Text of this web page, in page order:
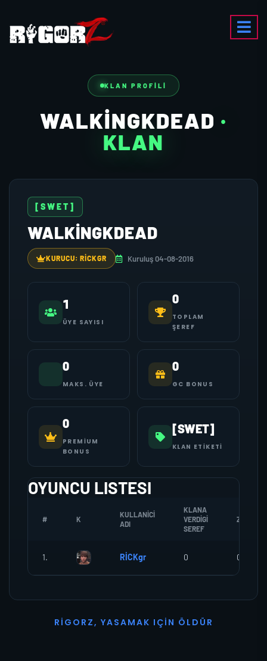
KLAN PROFILI
WALKİNGKDEAD ·
KLAN
[SWET]
WALKİNGKDEAD
KURUCU: RİCKGR Kuruluş 04-08-2016
1
ÜYE SAYISI
0
TOPLAM
ŞEREF
0
MAKS. ÜYE
0
GC BONUS
0
PREMIUM
BONUS
[SWET]
KLAN ETIKETI
OYUNCU LISTESI
# K
KULLANICI
ADI
KLANA
VERDIGI
SEREF
ZOMBI
1. RİCKgr 0 0
R I G O R Z, YASAMAK I ÇI N Ö L D Ü R